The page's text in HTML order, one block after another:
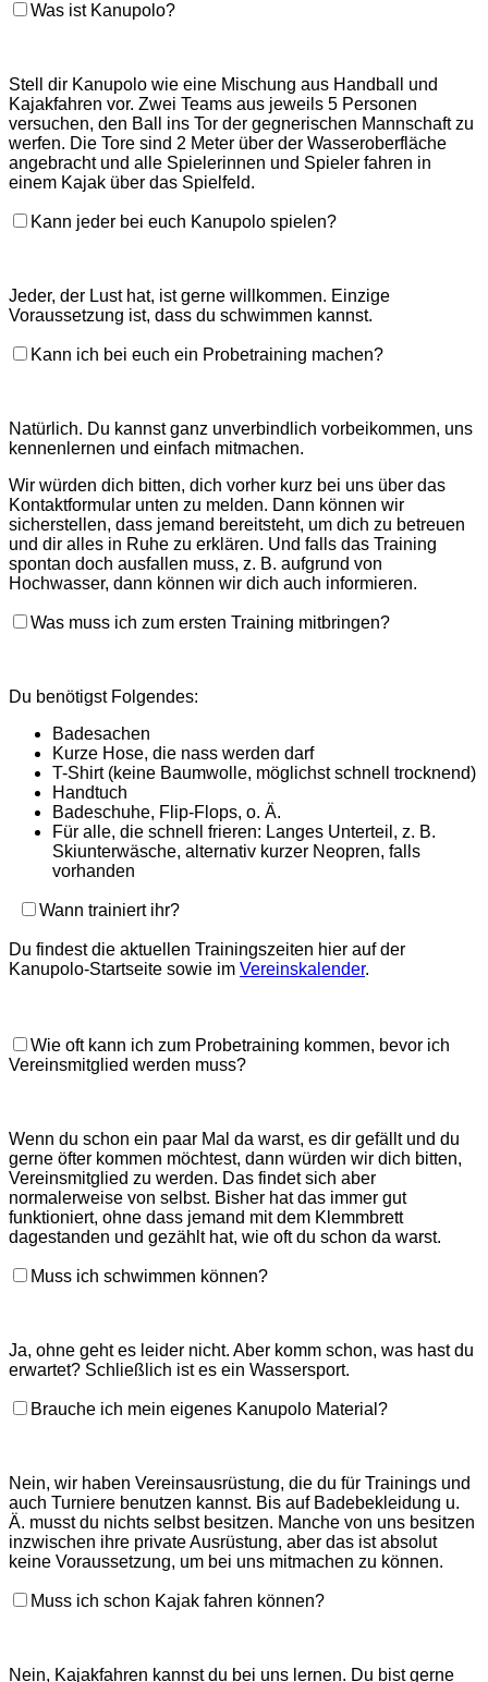
Was ist Kanupolo?
Stell dir Kanupolo wie eine Mischung aus Handball und
Kajakfahren vor. Zwei Teams aus jeweils 5 Personen
versuchen, den Ball ins Tor der gegnerischen Mannschaft zu
werfen. Die Tore sind 2 Meter über der Wasseroberfläche
angebracht und alle Spielerinnen und Spieler fahren in
einem Kajak über das Spielfeld.
Kann jeder bei euch Kanupolo spielen?
Jeder, der Lust hat, ist gerne willkommen. Einzige
Voraussetzung ist, dass du schwimmen kannst.
Kann ich bei euch ein Probetraining machen?
Natürlich. Du kannst ganz unverbindlich vorbeikommen, uns
kennenlernen und einfach mitmachen.
Wir würden dich bitten, dich vorher kurz bei uns über das
Kontaktformular unten zu melden. Dann können wir
sicherstellen, dass jemand bereitsteht, um dich zu betreuen
und dir alles in Ruhe zu erklären. Und falls das Training
spontan doch ausfallen muss, z. B. aufgrund von
Hochwasser, dann können wir dich auch informieren.
Was muss ich zum ersten Training mitbringen?
Du benötigst Folgendes:
Badesachen
Kurze Hose, die nass werden darf
T-Shirt (keine Baumwolle, möglichst schnell trocknend)
Handtuch
Badeschuhe, Flip-Flops, o. Ä.
Für alle, die schnell frieren: Langes Unterteil, z. B.
Skiunterwäsche, alternativ kurzer Neopren, falls
vorhanden
Wann trainiert ihr?
Du findest die aktuellen Trainingszeiten hier auf der
Kanupolo-Startseite sowie im Vereinskalender.
Wie oft kann ich zum Probetraining kommen, bevor ich
Vereinsmitglied werden muss?
Wenn du schon ein paar Mal da warst, es dir gefällt und du
gerne öfter kommen möchtest, dann würden wir dich bitten,
Vereinsmitglied zu werden. Das findet sich aber
normalerweise von selbst. Bisher hat das immer gut
funktioniert, ohne dass jemand mit dem Klemmbrett
dagestanden und gezählt hat, wie oft du schon da warst.
Muss ich schwimmen können?
Ja, ohne geht es leider nicht. Aber komm schon, was hast du
erwartet? Schließlich ist es ein Wassersport.
Brauche ich mein eigenes Kanupolo Material?
Nein, wir haben Vereinsausrüstung, die du für Trainings und
auch Turniere benutzen kannst. Bis auf Badebekleidung u.
Ä. musst du nichts selbst besitzen. Manche von uns besitzen
inzwischen ihre private Ausrüstung, aber das ist absolut
keine Voraussetzung, um bei uns mitmachen zu können.
Muss ich schon Kajak fahren können?
Nein, Kajakfahren kannst du bei uns lernen. Du bist gerne